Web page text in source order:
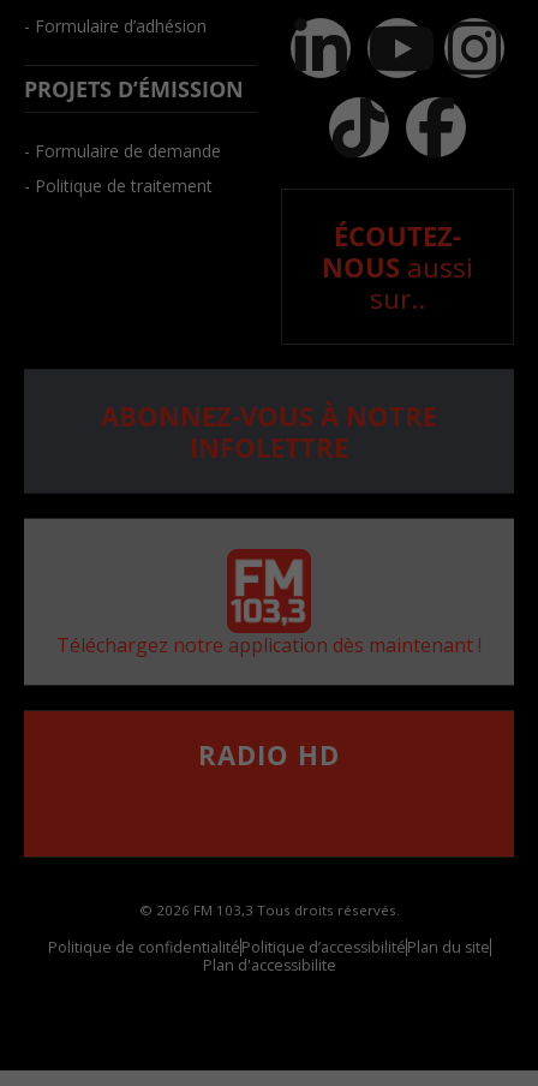
- Formulaire d’adhésion
PROJETS D’ÉMISSION
- Formulaire de demande
- Politique de traitement
ÉCOUTEZ-
NOUS aussi
sur..
ABONNEZ-VOUS À NOTRE
INFOLETTRE
Téléchargez notre application dès maintenant !
RADIO HD
© 2026 FM 103,3 Tous droits réservés.
Politique de confidentialitéPolitique d’accessibilitéPlan du site
Plan d'accessibilite